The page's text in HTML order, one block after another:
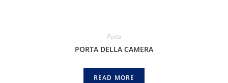
Porta
PORTA DELLA CAMERA
READ MORE